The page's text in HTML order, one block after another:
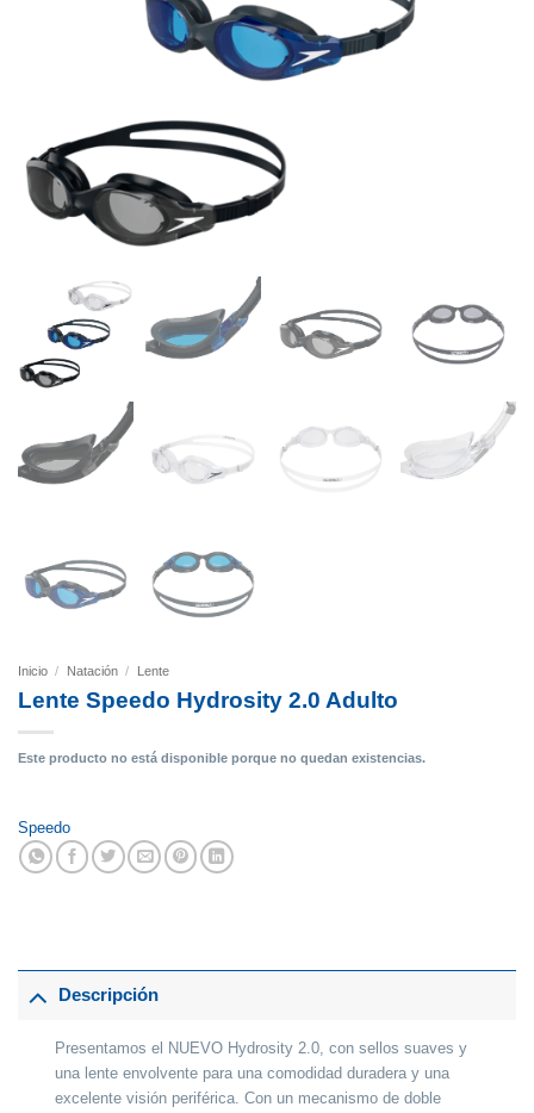
Inicio / Natación / Lente
Lente Speedo Hydrosity 2.0 Adulto
Este producto no está disponible porque no quedan existencias.
Speedo
Descripción
Presentamos el NUEVO Hydrosity 2.0, con sellos suaves y
una lente envolvente para una comodidad duradera y una
excelente visión periférica. Con un mecanismo de doble